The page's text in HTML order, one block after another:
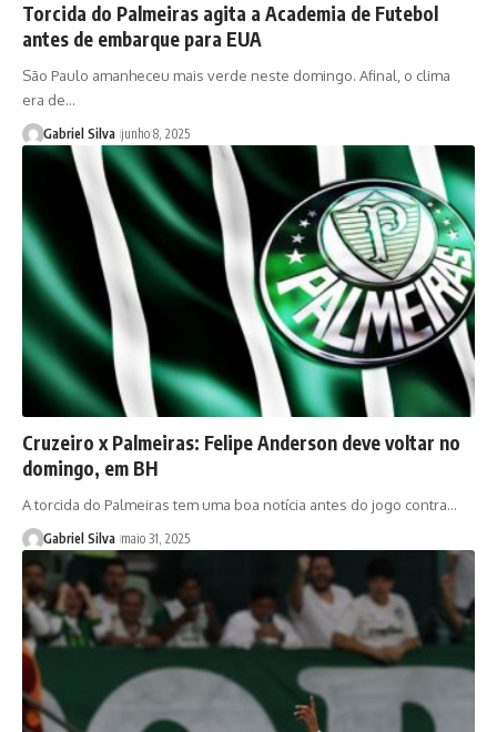
Torcida do Palmeiras agita a Academia de Futebol
antes de embarque para EUA
São Paulo amanheceu mais verde neste domingo. Afinal, o clima
era de…
Gabriel Silva junho 8, 2025
Cruzeiro x Palmeiras: Felipe Anderson deve voltar no
domingo, em BH
A torcida do Palmeiras tem uma boa notícia antes do jogo contra…
Gabriel Silva maio 31, 2025